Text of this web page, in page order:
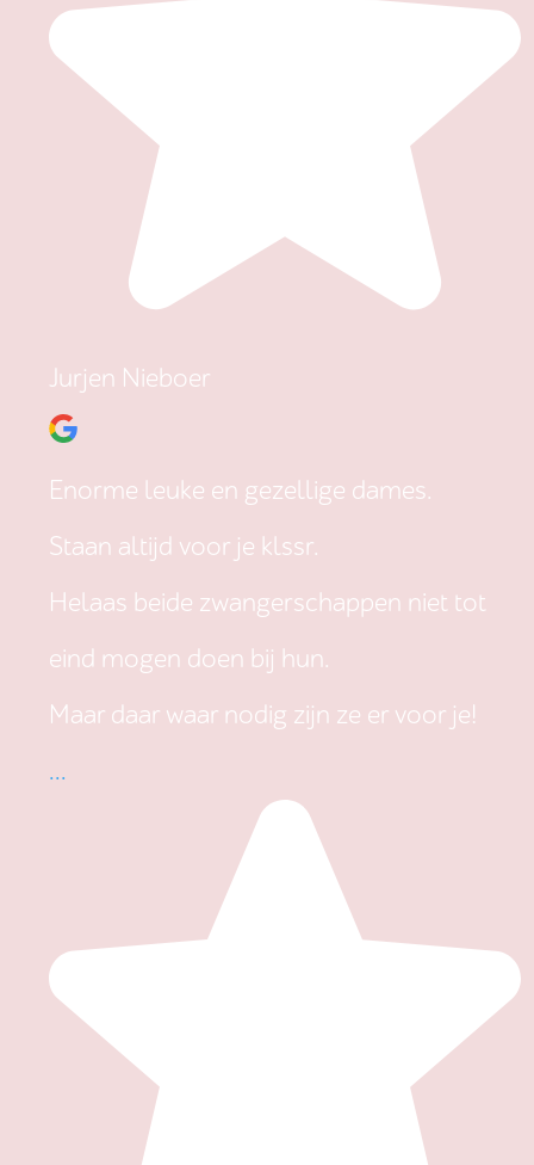
Jurjen Nieboer
Enorme leuke en gezellige dames.
Staan altijd voor je klssr.
Helaas beide zwangerschappen niet tot
eind mogen doen bij hun.
Maar daar waar nodig zijn ze er voor je!
...